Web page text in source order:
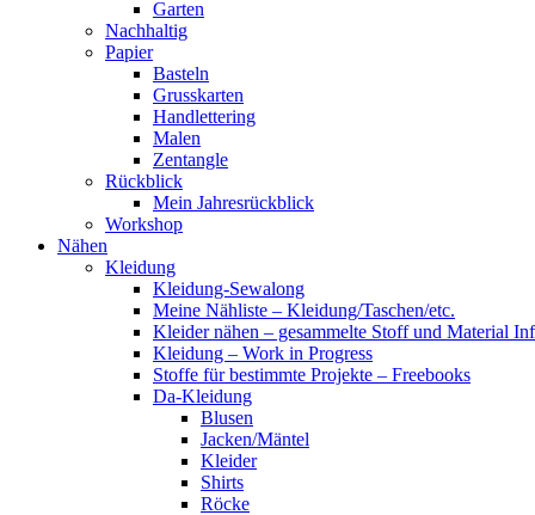
Garten
Nachhaltig
Papier
Basteln
Grusskarten
Handlettering
Malen
Zentangle
Rückblick
Mein Jahresrückblick
Workshop
Nähen
Kleidung
Kleidung-Sewalong
Meine Nähliste – Kleidung/Taschen/etc.
Kleider nähen – gesammelte Stoff und Material
Kleidung – Work in Progress
Stoffe für bestimmte Projekte – Freebooks
Da-Kleidung
Blusen
Jacken/Mäntel
Kleider
Shirts
Röcke